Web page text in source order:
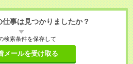
仕事は見つかりましたか？
検索条件を保存して
メールを受け取る